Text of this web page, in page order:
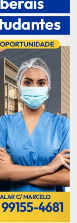
proporcionam
Com as
lesões
para
geral de